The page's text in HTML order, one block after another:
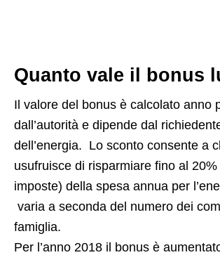
Quanto vale il bonus
Il valore del bonus è calcolato anno
dall’autorità e dipende dal
dell’energia. Lo sconto consente a
usufruisce di risparmiare fino al
imposte) della spesa annua per
varia a seconda del numero dei
famiglia.
Per l’anno 2018 il bonus è